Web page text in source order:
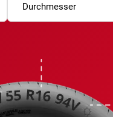
Durchmesser